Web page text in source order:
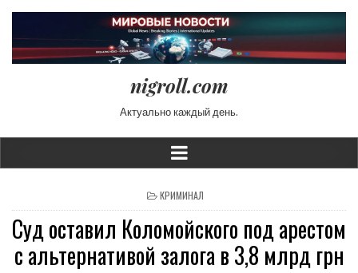
nigroll.com
Актуально каждый день.
POSTED IN
КРИМИНАЛ
Суд оставил Коломойского под арестом
с альтернативой залога в 3,8 млрд грн